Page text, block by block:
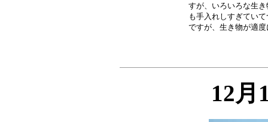
すが、いろいろな生
も手入れしすぎてい
12月